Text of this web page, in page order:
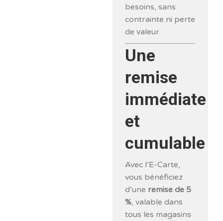
besoins, sans
contrainte ni perte
de valeur.
Une
remise
immédiate
et
cumulable
Avec l’E-Carte,
vous bénéficiez
d’une remise de 5
%, valable dans
tous les magasins